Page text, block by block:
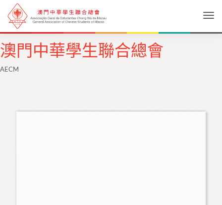
澳門中華學生聯合總會
AECM